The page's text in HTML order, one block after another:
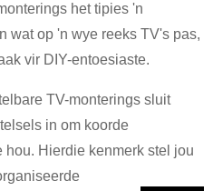
het tipies 'n
wat op 'n wye reeks TV's pas,
vir DIY-entoesiaste.
TV-monterings sluit
in om koorde
Hierdie kenmerk stel jou
posadres hieronder in om te
kliënt is.
×